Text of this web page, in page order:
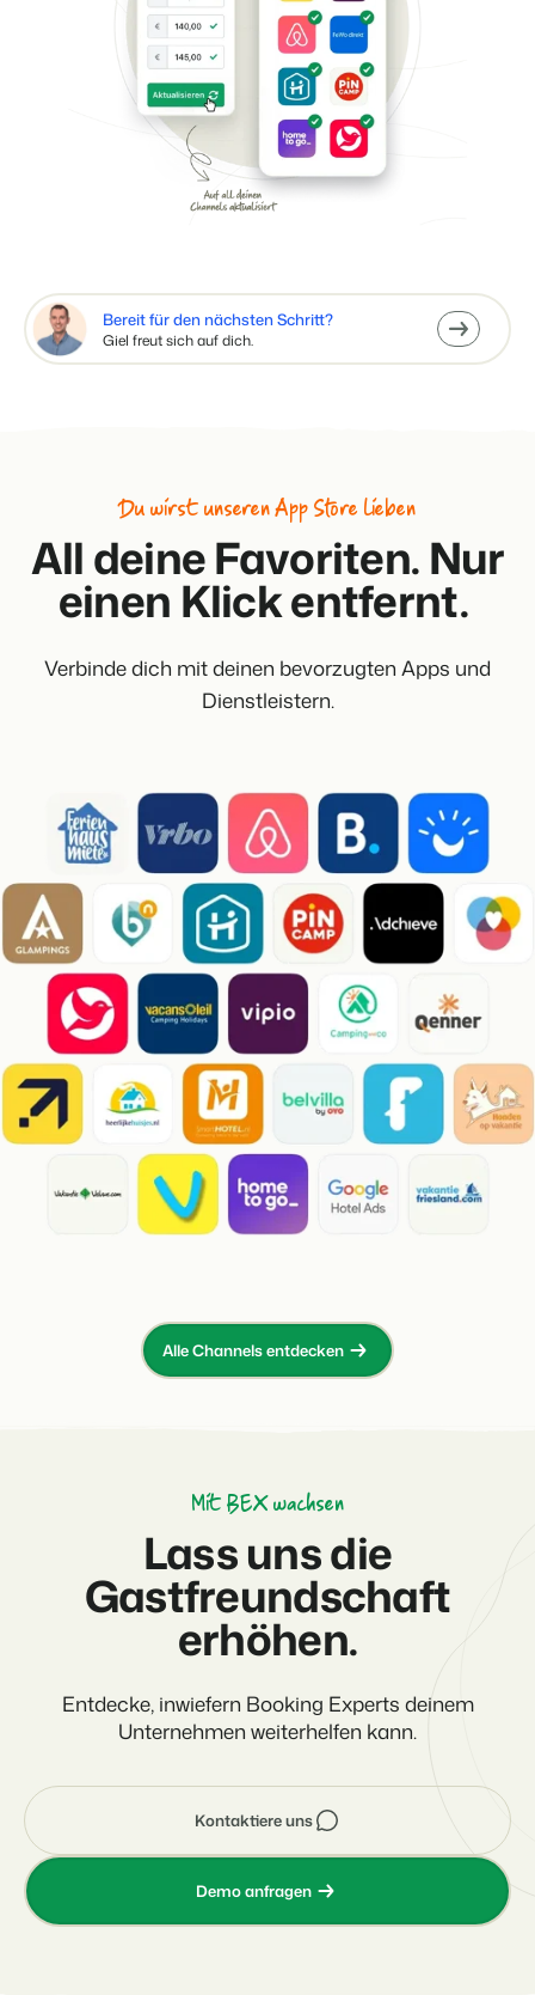
Bereit für den nächsten Schritt?
Giel freut sich auf dich.
Du wirst unseren App Store lieben
All deine Favoriten. Nur
einen Klick entfernt.
Verbinde dich mit deinen bevorzugten Apps und
Dienstleistern.
Alle Channels entdecken
Mit BEX wachsen
Lass uns die
Gastfreundschaft
erhöhen.
Entdecke, inwiefern Booking Experts deinem
Unternehmen weiterhelfen kann.
Demo anfragen
Kontaktiere uns